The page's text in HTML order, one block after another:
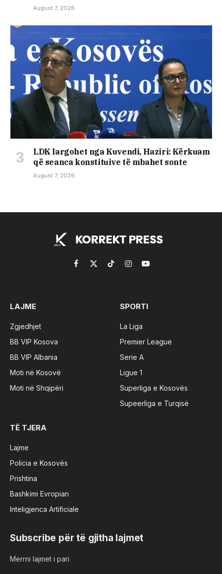
August 7, 2026
LDK largohet nga Kuvendi, Haziri: Kërkuam
që seanca konstituive të mbahet sonte
August 7, 2026
Facebook
X
TikTokInstagramYouTube
LAJME
Zgjedhjet
BB VIP Kosova
BB VIP Albania
Moti në Kosovë
Moti në Shqipëri
SPORTI
La Liga
Premier League
Serie A
Ligue 1
Superliga e Kosovës
Supeerliga e Turqisë
TË TJERA
Lajme
Policia e Kosovës
Prishtina
Bashkimi Evropian
Inteligjenca Artificiale
Subscribe për të gjitha lajmet
Merrni lajmet i pari